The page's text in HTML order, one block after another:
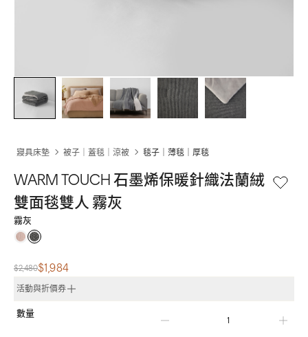
寢具床墊 被子｜蓋毯｜涼被 毯子｜薄毯｜厚毯
WARM TOUCH 石墨烯保暖針織法蘭絨
雙面毯雙人 霧灰
霧灰
$2,480$1,984
活動與折價券
數量